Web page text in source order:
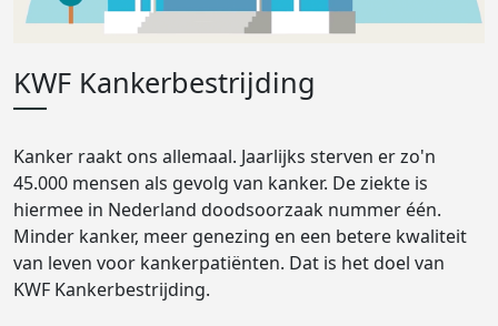
KWF Kankerbestrijding
Kanker raakt ons allemaal. Jaarlijks sterven er zo'n
45.000 mensen als gevolg van kanker. De ziekte is
hiermee in Nederland doodsoorzaak nummer één.
Minder kanker, meer genezing en een betere kwaliteit
van leven voor kankerpatiënten. Dat is het doel van
KWF Kankerbestrijding.